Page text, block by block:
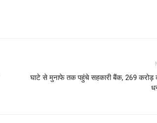
घाटे से मुनाफे तक पहुंचे सहकारी बैंक, 269 करोड़